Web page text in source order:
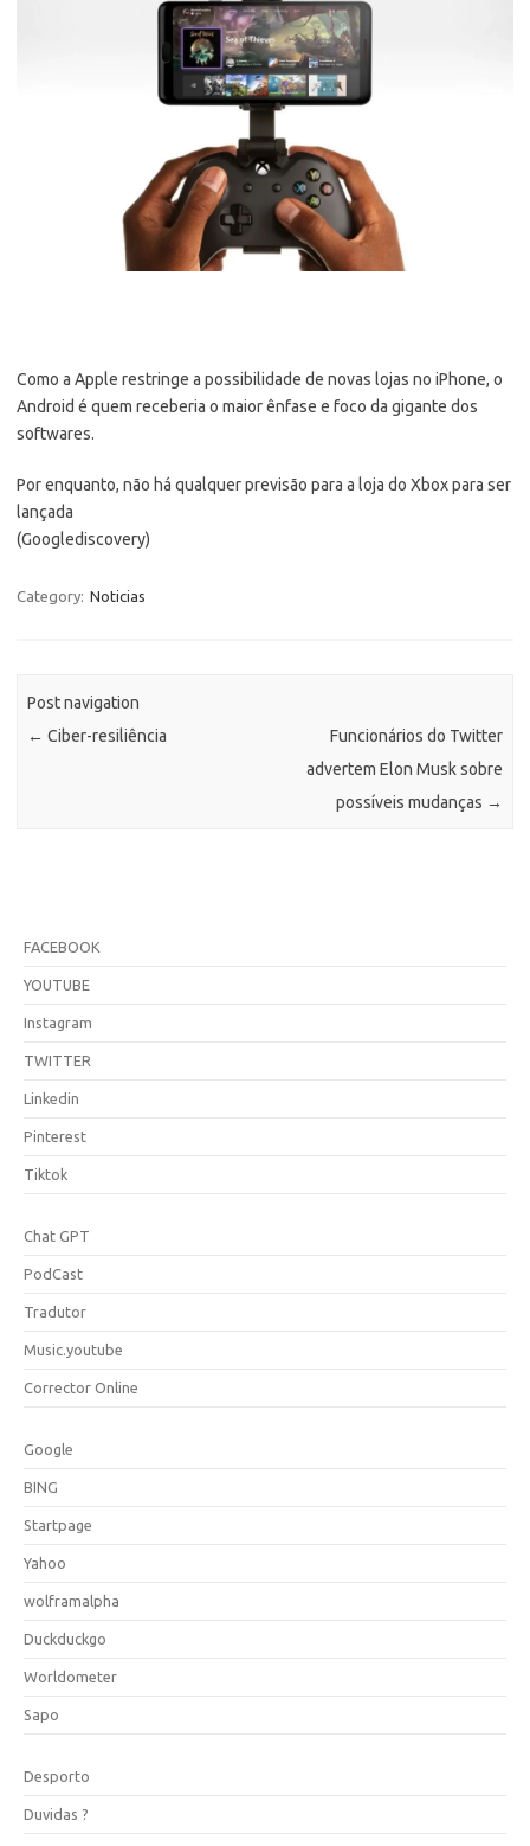
Como a Apple restringe a possibilidade de novas lojas no iPhone, o
Android é quem receberia o maior ênfase e foco da gigante dos
softwares.
Por enquanto, não há qualquer previsão para a loja do Xbox para ser
lançada
(Googlediscovery)
Category: Noticias
Post navigation
← Ciber-resiliência
Funcionários do Twitter
advertem Elon Musk sobre
possíveis mudanças →
FACEBOOK
YOUTUBE
Instagram
TWITTER
Linkedin
Pinterest
Tiktok
Chat GPT
PodCast
Tradutor
Music.youtube
Corrector Online
Google
BING
Startpage
Yahoo
wolframalpha
Duckduckgo
Worldometer
Sapo
Desporto
Duvidas ?